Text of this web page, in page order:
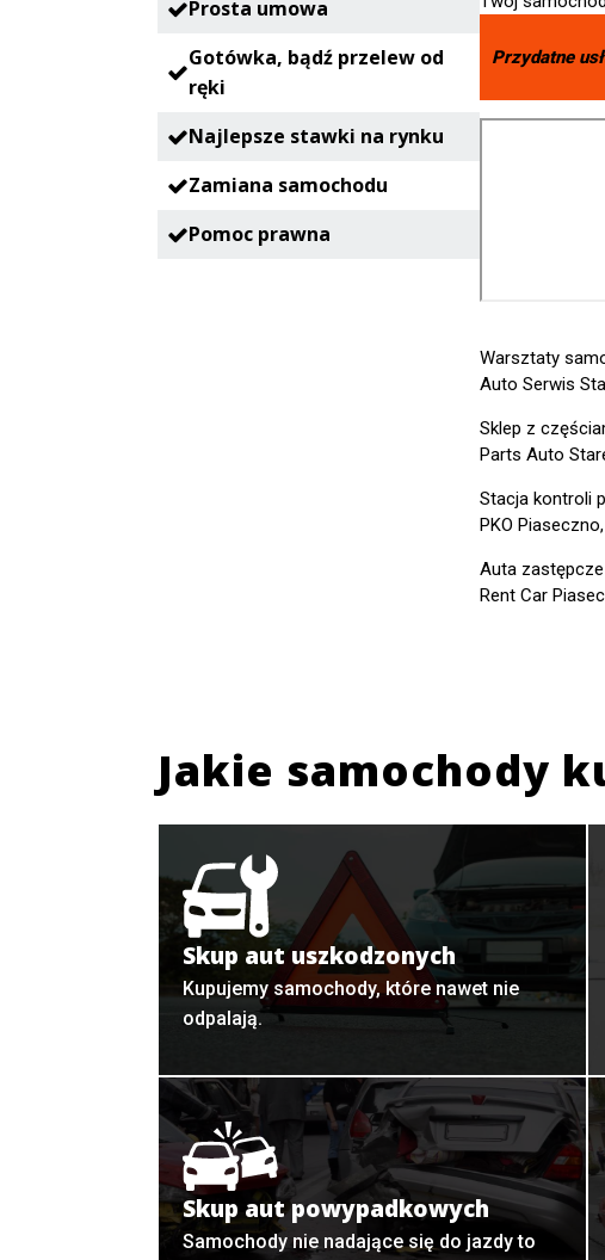
Prosta umowa
Gotówka, bądź przelew od
ręki
Najlepsze stawki na rynku
Zamiana samochodu
Pomoc prawna
Przydatne
Warsztaty
Auto Serwis
Sklep z
Parts Auto
Stacja kontroli
PKO
Auta
Rent Car
Jakie samochody
Skup aut uszkodzonych
Kupujemy samochody, które nawet nie
odpalają.
Skup aut powypadkowych
Samochody nie nadające się do jazdy to